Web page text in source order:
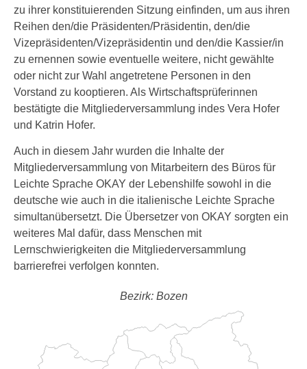
zu ihrer konstituierenden Sitzung einfinden, um aus ihren
Reihen den/die Präsidenten/Präsidentin, den/die
Vizepräsidenten/Vizepräsidentin und den/die Kassier/in
zu ernennen sowie eventuelle weitere, nicht gewählte
oder nicht zur Wahl angetretene Personen in den
Vorstand zu kooptieren. Als Wirtschaftsprüferinnen
bestätigte die Mitgliederversammlung indes Vera Hofer
und Katrin Hofer.
Auch in diesem Jahr wurden die Inhalte der
Mitgliederversammlung von Mitarbeitern des Büros für
Leichte Sprache OKAY der Lebenshilfe sowohl in die
deutsche wie auch in die italienische Leichte Sprache
simultanübersetzt. Die Übersetzer von OKAY sorgten ein
weiteres Mal dafür, dass Menschen mit
Lernschwierigkeiten die Mitgliederversammlung
barrierefrei verfolgen konnten.
Bezirk: Bozen